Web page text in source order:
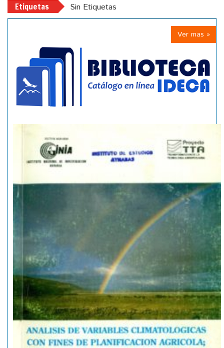
Etiquetas Sin Etiquetas
Ver mas »